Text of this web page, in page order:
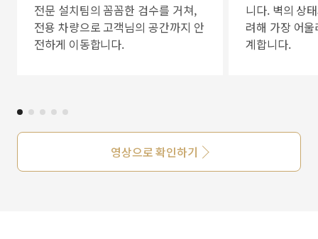
전문 설치팀의 꼼꼼한 검수를 거쳐,
전용 차량으로 고객님의 공간까지 안
전하게 이동합니다.
니다. 벽의 상
려해 가장 어
계합니다.
영상으로 확인하기